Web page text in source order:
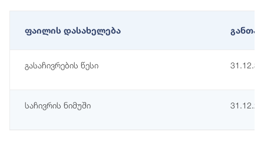
ფაილის დასახელება
გასაჩივრების წესი
საჩივრის ნიმუში